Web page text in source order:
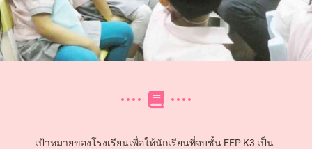
เป้าหมายของโรงเรียนเพื่อให้นักเรียนที่จบชั้น EEP K3 เป็น